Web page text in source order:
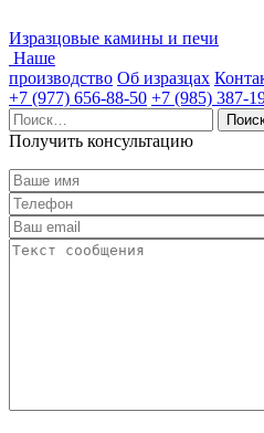
Изразцовые камины и печи
Наше
производство Об изразцах
+7 (977) 656-88-50 +7 (985) 387-
Найти:
Получить консультацию